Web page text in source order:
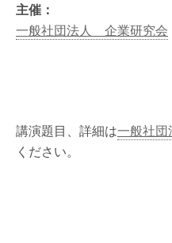
主催：
一般社団法人 企業研究会
講演題目、詳細は一般社
ください。